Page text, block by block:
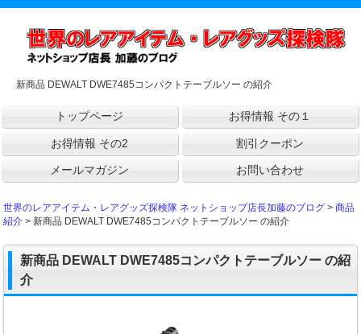
新商品 DEWALT DWE7485コンパクトテーブルソー の紹介
トップページ お得情報 その１
お得情報 その2 割引クーポン
メールマガジン お問い合わせ
世界のレアアイテム・レアグッズ探検隊 ネットショップ店長加藤のブログ >商品
紹介 > 新商品 DEWALT DWE7485コンパクトテーブルソー の紹介
新商品 DEWALT DWE7485コンパクトテーブルソー の紹
介